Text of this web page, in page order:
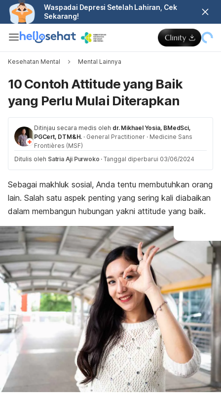
Waspadai Depresi Setelah Lahiran, Cek
Sekarang!
Kesehatan Mental Mental Lainnya
10 Contoh Attitude yang Baik
yang Perlu Mulai Diterapkan
Ditinjau secara medis oleh dr. Mikhael Yosia, BMedSci,
PGCert, DTM&H. · General Practitioner · Medicine Sans
Frontières (MSF)
Ditulis oleh Satria Aji Purwoko · Tanggal diperbarui 03/06/2024
Sebagai makhluk sosial, Anda tentu membutuhkan orang
lain. Salah satu aspek penting yang sering kali diabaikan
dalam membangun hubungan yakni attitude yang baik.